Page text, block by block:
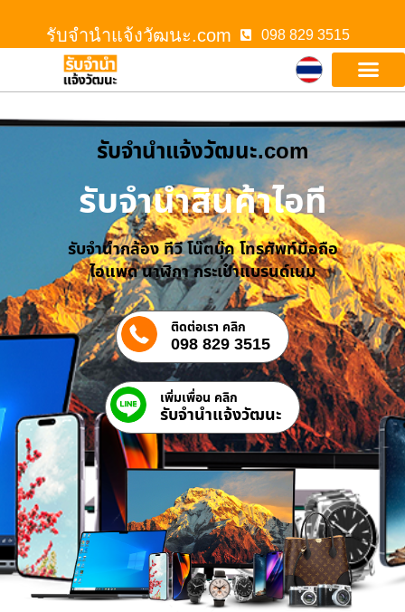
รับจํานําแจ้งวัฒนะ.com 098 829 3515
รับจํานําแจ้งวัฒนะ.com
รับจำนำสินค้าไอที
รับจำนำกล้อง ทีวี โน๊ตบุ๊ค โทรศัพท์มือถือ
ไอแพด นาฬิกา กระเป๋าแบรนด์เนม
ติดต่อเรา คลิก
098 829 3515
เพิ่มเพื่อน คลิก
รับจํานําแจ้งวัฒนะ